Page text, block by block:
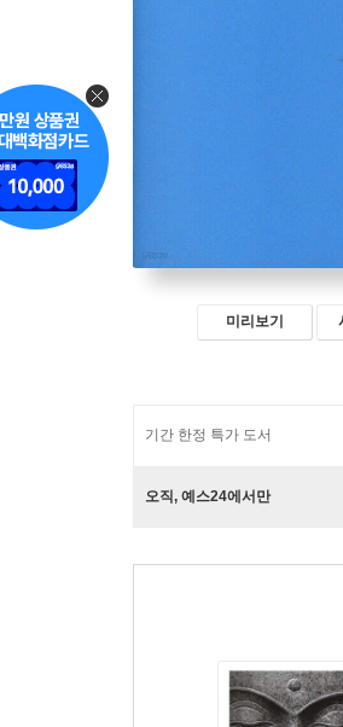
미리보기
기간 한정 특가 도서
오직, 예스24에서만